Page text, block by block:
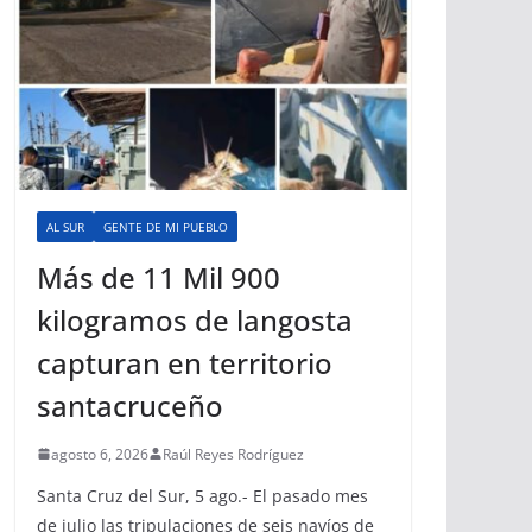
AL SUR GENTE DE MI PUEBLO
Más de 11 Mil 900
kilogramos de langosta
capturan en territorio
santacruceño
agosto 6, 2026 Raúl Reyes Rodríguez
Santa Cruz del Sur, 5 ago.- El pasado mes
de julio las tripulaciones de seis navíos de